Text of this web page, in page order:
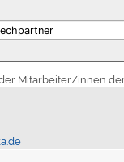
Mitarbeiter/innen